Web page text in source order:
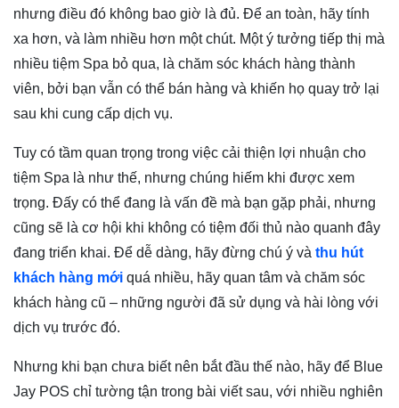
nhưng điều đó không bao giờ là đủ. Để an toàn, hãy tính
xa hơn, và làm nhiều hơn một chút. Một ý tưởng tiếp thị mà
nhiều tiệm Spa bỏ qua, là chăm sóc khách hàng thành
viên, bởi bạn vẫn có thể bán hàng và khiến họ quay trở lại
sau khi cung cấp dịch vụ.
Tuy có tầm quan trọng trong việc cải thiện lợi nhuận cho
tiệm Spa là như thế, nhưng chúng hiếm khi được xem
trọng. Đấy có thể đang là vấn đề mà bạn gặp phải, nhưng
cũng sẽ là cơ hội khi không có tiệm đối thủ nào quanh đây
đang triển khai. Để dễ dàng, hãy đừng chú ý và thu hút
khách hàng mới quá nhiều, hãy quan tâm và chăm sóc
khách hàng cũ – những người đã sử dụng và hài lòng với
dịch vụ trước đó.
Nhưng khi bạn chưa biết nên bắt đầu thế nào, hãy để Blue
Jay POS chỉ tường tận trong bài viết sau, với nhiều nghiên